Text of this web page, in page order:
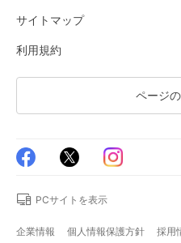
サイトマップ
利用規約
ページ
PCサイトを表示
企業情報 個人情報保護方針 採用